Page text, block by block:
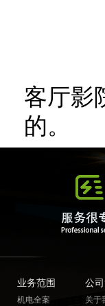
客厅影
的。
业务范围
机电全案
公
关于